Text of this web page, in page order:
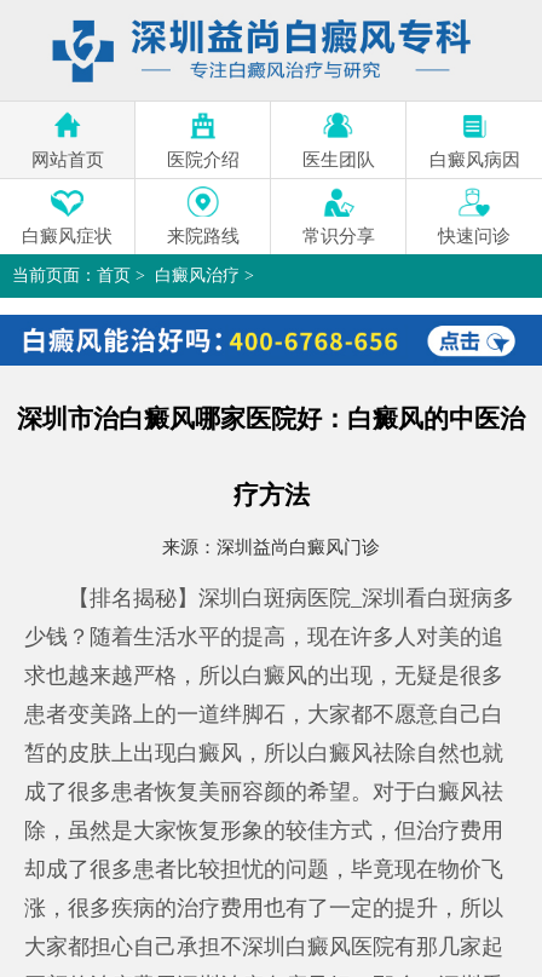
网站首页 医院介绍 医生团队 白癜风病因
白癜风症状 来院路线 常识分享 快速问诊
当前页面： 首页 > 白癜风治疗 >
深圳市治白癜风哪家医院好：白癜风的中医治疗方法>
深圳市治白癜风哪家医院好：白癜风的中医治
疗方法
来源： 深圳益尚白癜风门诊
【排名揭秘】深圳白斑病医院_深圳看白斑病多
少钱？随着生活水平的提高，现在许多人对美的追
求也越来越严格，所以白癜风的出现，无疑是很多
患者变美路上的一道绊脚石，大家都不愿意自己白
皙的皮肤上出现白癜风，所以白癜风祛除自然也就
成了很多患者恢复美丽容颜的希望。对于白癜风祛
除，虽然是大家恢复形象的较佳方式，但治疗费用
却成了很多患者比较担忧的问题，毕竟现在物价飞
涨，很多疾病的治疗费用也有了一定的提升，所以
大家都担心自己承担不深圳白癜风医院有那几家起